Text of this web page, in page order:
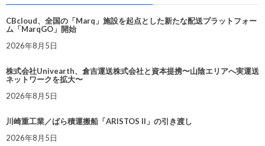
CBcloud、全国の「Marq」施設を起点とした新たな配送プラットフォー
ム「MarqGO」開始
2026年8月5日
株式会社Univearth、倉吉運送株式会社と資本提携〜山陰エリアへ実運送
ネットワークを拡大〜
2026年8月5日
川崎重工業／ばら積運搬船「ARISTOS II」の引き渡し
2026年8月5日